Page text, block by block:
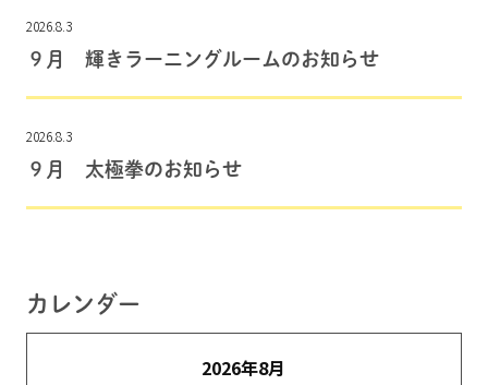
2026.8.3
９月 輝きラーニングルームのお知らせ
2026.8.3
９月 太極拳のお知らせ
カレンダー
2026年8月